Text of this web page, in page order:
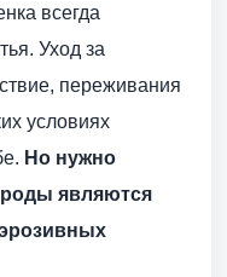
всегда
Уход за
переживания
условиях
Но нужно
роды являются